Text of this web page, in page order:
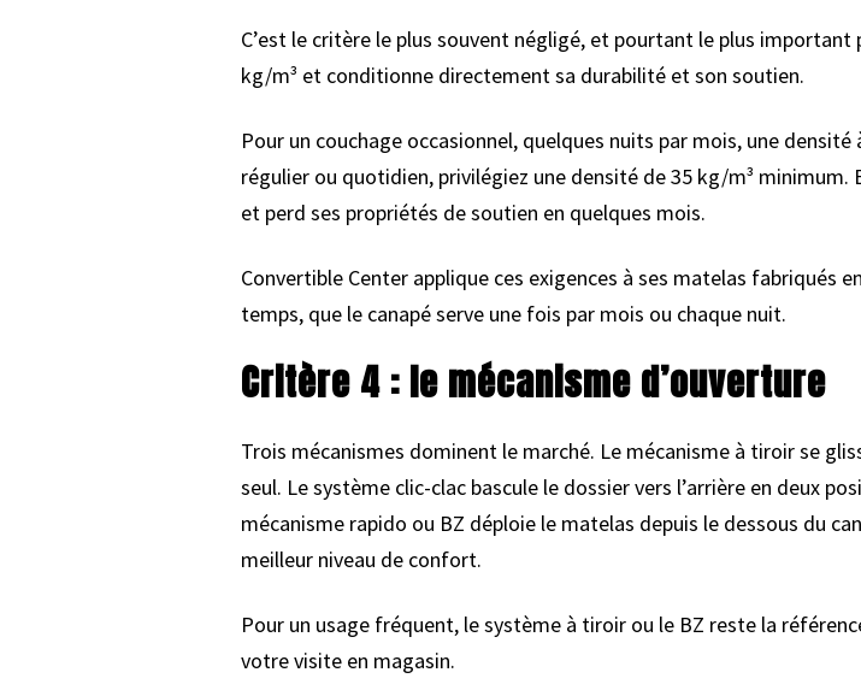
C’est le critère le plus souvent négligé, et pourtant le plus
kg/m³ et conditionne directement sa durabilité et son soutien.
Pour un couchage occasionnel, quelques nuits par mois, une
régulier ou quotidien, privilégiez une densité de 35 kg/m³ minimum.
et perd ses propriétés de soutien en quelques mois.
Convertible Center applique ces exigences à ses matelas fabriqués
temps, que le canapé serve une fois par mois ou chaque nuit.
Critère 4 : le mécanisme d’ouverture
Trois mécanismes dominent le marché. Le mécanisme à tiroir se
seul. Le système clic-clac bascule le dossier vers l’arrière en deux
mécanisme rapido ou BZ déploie le matelas depuis le dessous du
meilleur niveau de confort.
Pour un usage fréquent, le système à tiroir ou le BZ reste la
votre visite en magasin.